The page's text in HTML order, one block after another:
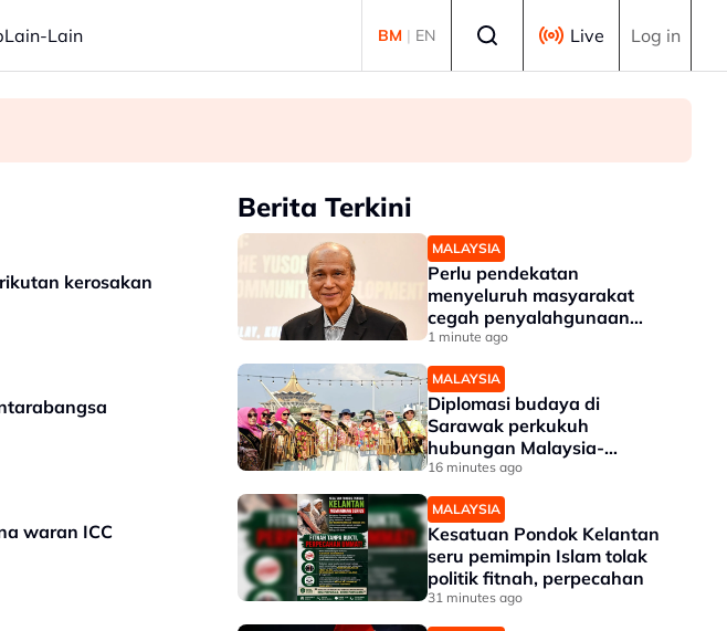
Lain-Lain BM | EN Live Log in
kanak-kanak - Lee Lam Thye
kerosakan
waran ICC
Berita Terkini
MALAYSIA
Perlu pendekatan
menyeluruh masyarakat
cegah penyalahgunaan
dadah dalam kalangan
kanak-kanak - Lee Lam
Thye
1 minute ago
MALAYSIA
Diplomasi budaya di
Sarawak perkukuh
hubungan Malaysia-
Indonesia
16 minutes ago
MALAYSIA
Kesatuan Pondok Kelantan
seru pemimpin Islam tolak
politik fitnah, perpecahan
31 minutes ago